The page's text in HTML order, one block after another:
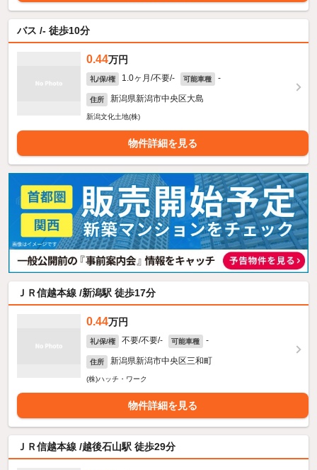
バス /- 徒歩10分
0.44万円
礼/保/権 1.0ヶ月/不要/- 可能車種 -
住所 新潟県新潟市中央区大島
新潟文化土地(株)
物件詳細を見る
ＪＲ信越本線 /新潟駅 徒歩17分
0.44万円
礼/保/権 不要/不要/- 可能車種 -
住所 新潟県新潟市中央区三和町
(株)ハッチ・ワーク
物件詳細を見る
ＪＲ信越本線 /越後石山駅 徒歩29分